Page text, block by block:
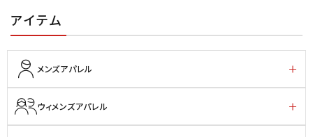
アイテム
メンズアパレル
ウィメンズアパレル